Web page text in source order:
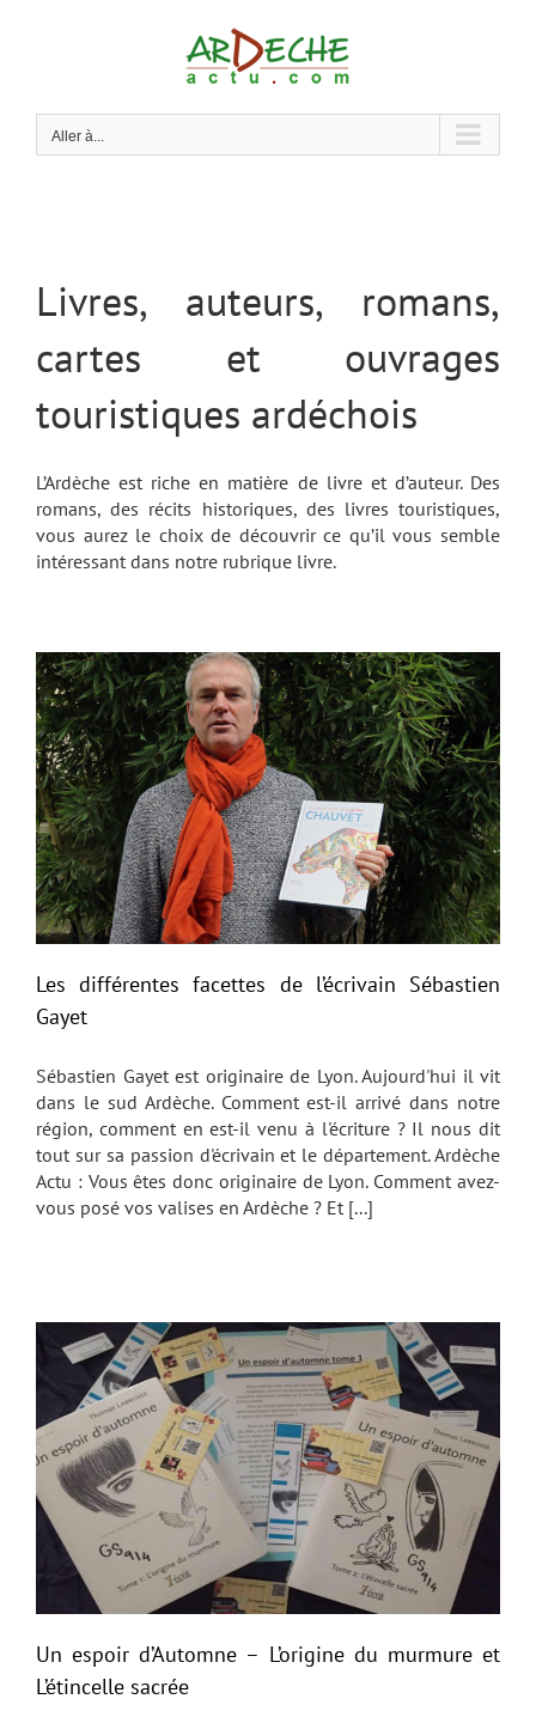
Aller à...
Livres, auteurs, romans,
cartes et ouvrages
touristiques ardéchois
L’Ardèche est riche en matière de livre et d’auteur. Des
romans, des récits historiques, des livres touristiques,
vous aurez le choix de découvrir ce qu’il vous semble
intéressant dans notre rubrique livre.
Les différentes facettes de l’écrivain Sébastien
Gayet
Sébastien Gayet est originaire de Lyon. Aujourd'hui il vit
dans le sud Ardèche. Comment est-il arrivé dans notre
région, comment en est-il venu à l'écriture ? Il nous dit
tout sur sa passion d'écrivain et le département. Ardèche
Actu : Vous êtes donc originaire de Lyon. Comment avez-
vous posé vos valises en Ardèche ? Et [...]
Un espoir d’Automne – L’origine du murmure et
L’étincelle sacrée